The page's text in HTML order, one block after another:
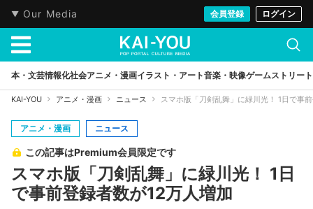
Our Media 会員登録 ログイン
本・文芸情報化社会アニメ・漫画イラスト・アート音楽・映像ゲームストリート
KAI-YOU アニメ・漫画 ニュース スマホ版「刀剣乱舞」に緑川光！ 1日で事
アニメ・漫画 ニュース
この記事はPremium会員限定です
スマホ版「刀剣乱舞」に緑川光！ 1日
で事前登録者数が12万人増加